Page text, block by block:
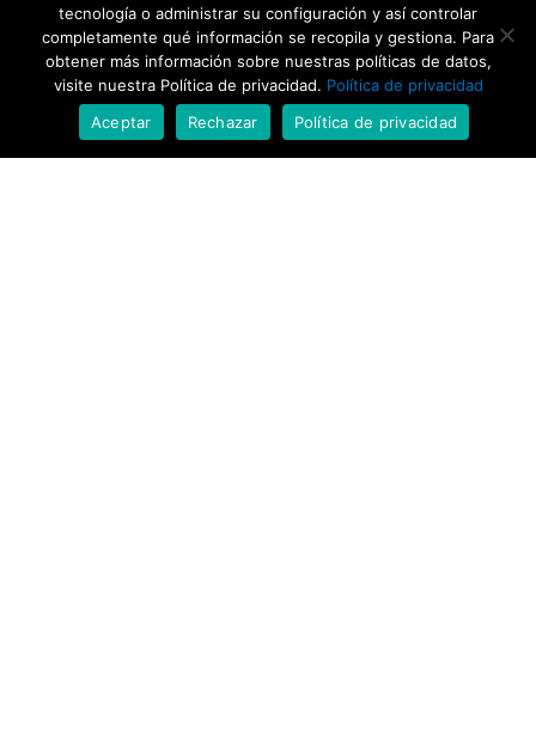
Política de Evaluación de Proveedores
Suscribirse a nuestro boletín de actividades
tecnología o administrar su configuración y así controlar
completamente qué información se recopila y gestiona. Para
obtener más información sobre nuestras políticas de datos,
visite nuestra Política de privacidad. Política de privacidad
Aceptar
Rechazar Política de privacidad